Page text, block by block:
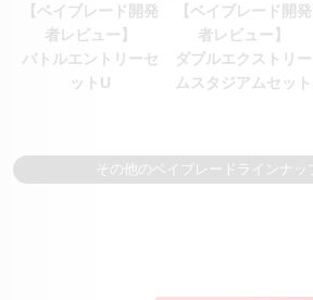
【ベイブレード開発
者レビュー】
バトルエントリーセ
ットU
【ベイブレード開発
者レビュー】
ダブルエクストリー
ムスタジアムセット
その他のベイブレードラインナッ